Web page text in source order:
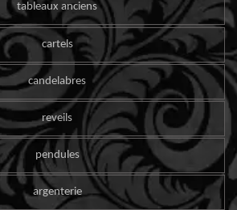
tableaux anciens
cartels
candelabres
reveils
pendules
argenterie